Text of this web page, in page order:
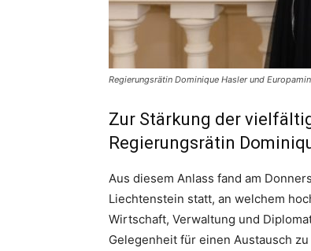
Regierungsrätin Dominique Hasler und
Zur Stärkung der
Regierungsrätin
Aus diesem Anlass fand am
Liechtenstein statt, an welchem
Wirtschaft, Verwaltung und
Gelegenheit für einen Austausch